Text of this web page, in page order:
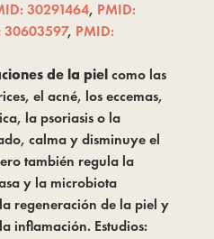
30291464, PMID:
30603597, PMID:
de la pielcomo las
el acné, los eccemas,
la psoriasis o la
calma y disminuye el
también regula la
y la microbiota
regeneración de la piel y
inflamación. Estudios: